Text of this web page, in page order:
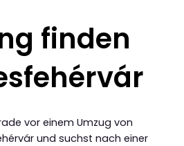
finden
vor einem Umzug von
und suchst nach einer